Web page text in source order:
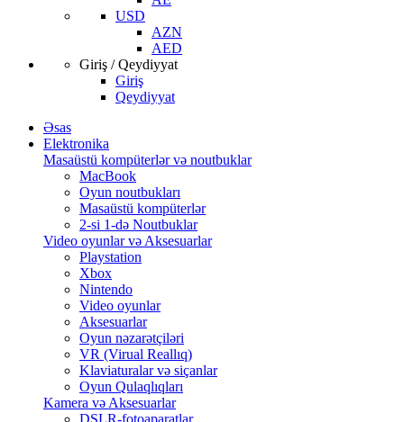
USD
AZN
AED
Giriş / Qeydiyyat
Giriş
Qeydiyyat
Əsas
Elektronika
Masaüstü kompüterlər və noutbuklar
MacBook
Oyun noutbukları
Masaüstü kompüterlər
2-si 1-də Noutbuklar
Video oyunlar və Aksesuarlar
Playstation
Xbox
Nintendo
Video oyunlar
Aksesuarlar
Oyun nəzarətçiləri
VR (Virual Reallıq)
Klaviaturalar və siçanlar
Oyun Qulaqlıqları
Kamera və Aksesuarlar
DSLR-fotoaparatlar